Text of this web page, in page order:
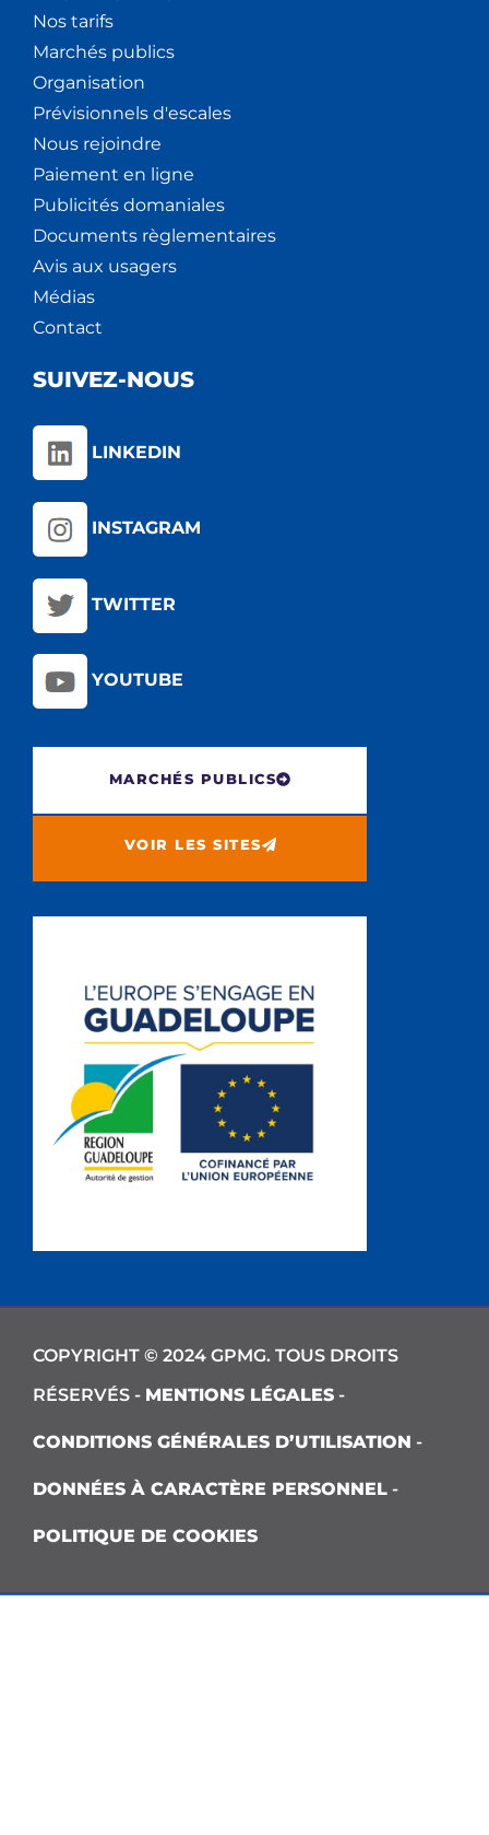
Nos tarifs
Marchés publics
Organisation
Prévisionnels d'escales
Nous rejoindre
Paiement en ligne
Publicités domaniales
Documents règlementaires
Avis aux usagers
Médias
Contact
SUIVEZ-NOUS
LINKEDIN
INSTAGRAM
TWITTER
YOUTUBE
MARCHÉS PUBLICS
VOIR LES SITES
COPYRIGHT © 2024 GPMG. TOUS DROITS
RÉSERVÉS - MENTIONS LÉGALES -
CONDITIONS GÉNÉRALES D’UTILISATION -
DONNÉES À CARACTÈRE PERSONNEL -
POLITIQUE DE COOKIES